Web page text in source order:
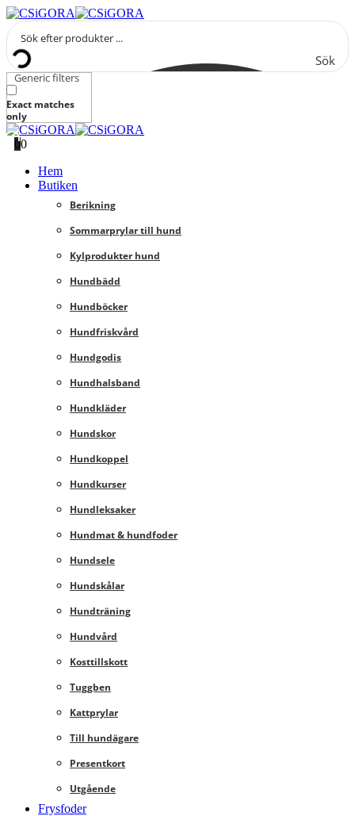
Sök
Generic filters
Exact matches
only
00
Hem
Butiken
Berikning
Sommarprylar till hund
Kylprodukter hund
Hundbädd
Hundböcker
Hundfriskvård
Hundgodis
Hundhalsband
Hundkläder
Hundskor
Hundkoppel
Hundkurser
Hundleksaker
Hundmat & hundfoder
Hundsele
Hundskålar
Hundträning
Hundvård
Kosttillskott
Tuggben
Kattprylar
Till hundägare
Presentkort
Utgående
Frysfoder